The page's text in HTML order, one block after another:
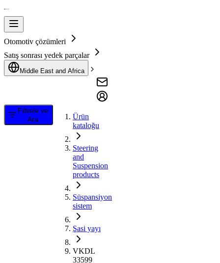
Otomotiv çözümleri
Satış sonrası yedek parçalar
Middle East and Africa
Filtrele ve
Ara
Ürün
kataloğu
Steering
and
Suspension
products
Süspansiyon
sistem
Şasi yayı
VKDL
33599